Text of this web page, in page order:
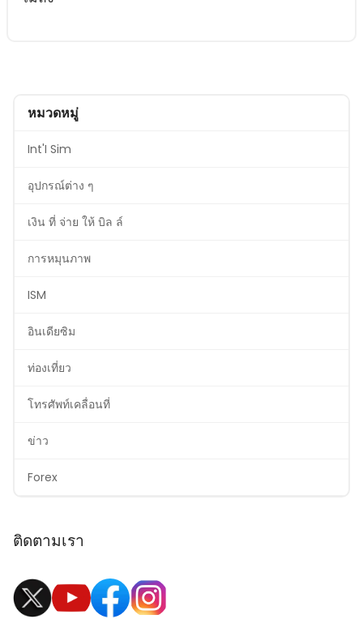
หมวดหมู่
Int'I Sim
อุปกรณ์ต่าง ๆ
เงิน ที่ จ่าย ให้ บิล ล์
การหมุนภาพ
ISM
อินเดียซิม
ท่องเที่ยว
โทรศัพท์เคลื่อนที่
ข่าว
Forex
ติดตามเรา